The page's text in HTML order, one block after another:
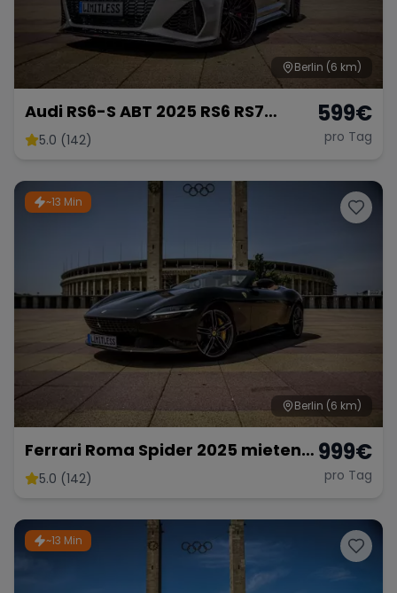
Berlin (6 km)
Audi RS6-S ABT 2025 RS6 RS7
mieten 800 PS Berlin Sportwagen
5.0 (142)
599€
pro Tag
~13 Min
Berlin (6 km)
Ferrari Roma Spider 2025 mieten
Berlin Cabrio Roadster Exot
Lamborghini
5.0 (142)
999€
pro Tag
~13 Min